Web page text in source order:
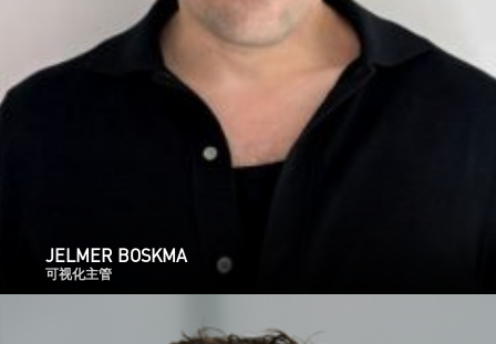
JELMER BOSKMA
可视化主管